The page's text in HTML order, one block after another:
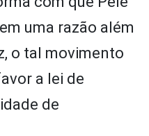
uma razão além
o tal movimento
a lei de
de